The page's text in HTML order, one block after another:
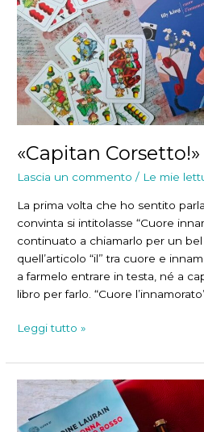
«Capitan Corsetto!»
Lascia un commento / Le mie
La prima volta che ho sentito
convinta si intitolasse “Cuore
continuato a chiamarlo per un bel
quell’articolo “il” tra cuore e
a farmelo entrare in testa, né a
libro per farlo. “Cuore
«Capitan
Leggi tutto »